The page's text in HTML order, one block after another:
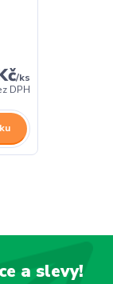
/ks
DPH
a slevy!